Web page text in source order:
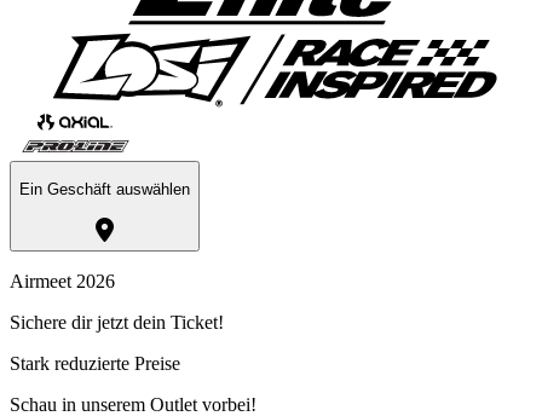
Ein Geschäft auswählen
Airmeet 2026
Sichere dir jetzt dein Ticket!
Stark reduzierte Preise
Schau in unserem Outlet vorbei!